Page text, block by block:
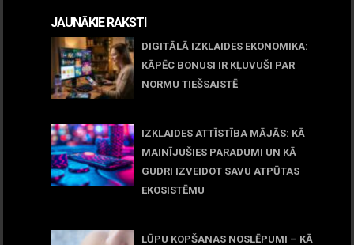
JAUNĀKIE RAKSTI
DIGITĀLĀ IZKLAIDES EKONOMIKA:
KĀPĒC BONUSI IR KĻUVUŠI PAR
NORMU TIEŠSAISTĒ
IZKLAIDES ATTĪSTĪBA MĀJĀS: KĀ
MAINĪJUŠIES PARADUMI UN KĀ
GUDRI IZVEIDOT SAVU ATPŪTAS
EKOSISTĒMU
LŪPU KOPŠANAS NOSLĒPUMI – KĀ